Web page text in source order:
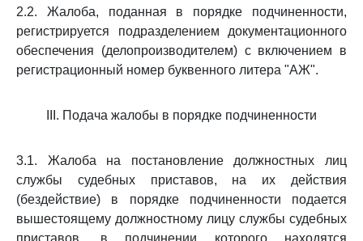
2.2. Жалоба, поданная в порядке подчиненности,
регистрируется подразделением документационного
обеспечения (делопроизводителем) с включением в
регистрационный номер буквенного литера "АЖ".
III. Подача жалобы в порядке подчиненности
3.1. Жалоба на постановление должностных лиц
службы судебных приставов, на их действия
(бездействие) в порядке подчиненности подается
вышестоящему должностному лицу службы судебных
приставов, в подчинении которого находятся